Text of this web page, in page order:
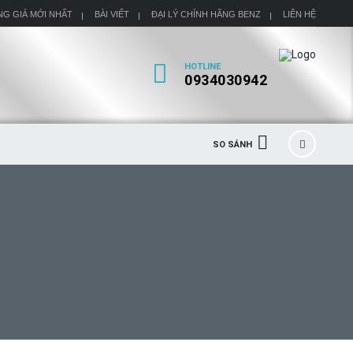
GIÁ MỚI NHẤT BÀI VIẾT ĐẠI LÝ CHÍNH HÃNG BENZ LIÊN HỆ
HOTLINE
0934030942
SO SÁNH